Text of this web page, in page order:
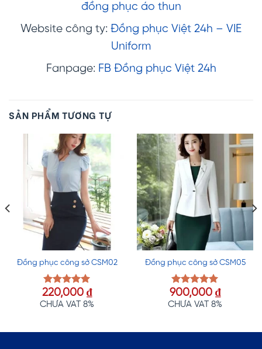
đồng phục áo thun
Website công ty: Đồng phục Việt 24h – VIE
Uniform
Fanpage: FB Đồng phục Việt 24h
SẢN PHẨM TƯƠNG TỰ
Đồng phục công sở CSM02
Được xếp
hạng5.00
220,000 ₫
CHƯA VAT 8%
Đồng phục công sở CSM05
Được xếp
hạng5.00
900,000 ₫
CHƯA VAT 8%